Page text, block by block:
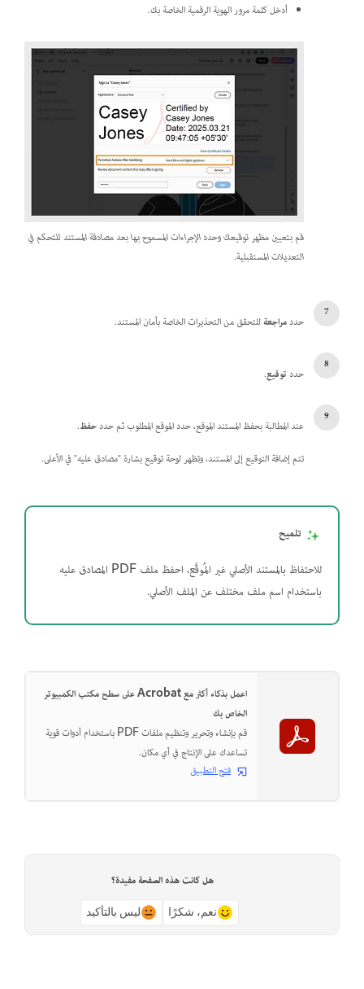
أدخل كلمة مرور الهوية الرقمية الخاصة بك.
قم بتعيين مظهر توقيعك وحدد الإجراءات المسموح بها بعد مصادقة المستند للتحكم في
التعديلات المستقبلية.
حددمراجعةللتحقق من التحذيرات الخاصة بأمان المستند.
حددتوقيع.
عند المطالبة بحفظ المستند الموقع، حدد الموقع المطلوب ثم حددحفظ.
تتم إضافة التوقيع إلى المستند، وتظهر لوحة توقيع بشارة "مصادق عليه" في الأعلى.
تلميح
للاحتفاظ بالمستند الأصلي غير المُوقَّع، احفظ ملف PDF المصادق عليه
باستخدام اسم ملف مختلف عن الملف الأصلي.
اعمل بذكاء أكثر مع Acrobat على سطح مكتب الكمبيوتر
الخاص بك
قم بإنشاء وتحرير وتنظيم ملفات PDF باستخدام أدوات قوية
تساعدك على الإنتاج في أي مكان.
فتح التطبيق
هل كانت هذه الصفحة مفيدة؟
نعم، شكرًا ليس بالتأكيد